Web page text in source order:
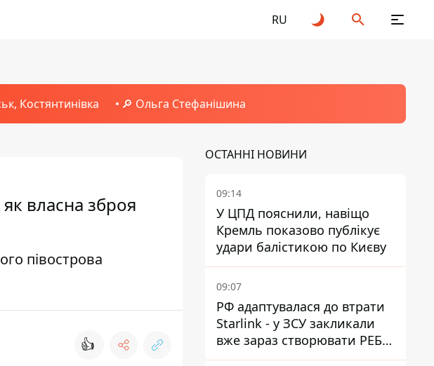
RU
Костянтинівка 🔎 Ольга Стефанішина
власна зброя
півострова
👍
ОСТАННІ НОВИНИ
09:14
У ЦПД пояснили, навіщо
Кремль показово публікує
удари балістикою по Києву
09:07
РФ адаптувалася до втрати
Starlink - у ЗСУ закликали
вже зараз створювати РЕБ
проти нової загрози